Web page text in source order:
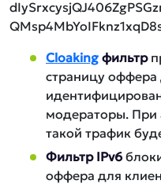
Cloaking фильтр
страницу оффера
модераторы. При
такой трафик
Фильтр IPv6
оффера для